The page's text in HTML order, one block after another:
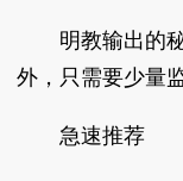
明教输出的秘
外，只需要少量
急速推荐